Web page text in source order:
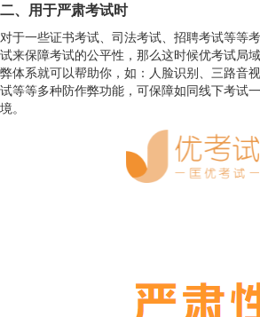
二、用于严肃考试时
对于一些证书考试、司法考试、招聘考试等等
试来保障考试的公平性，那么这时候优考试局
弊体系就可以帮助你，如：人脸识别、三路音
试等等多种防作弊功能，可保障如同线下考试
境。